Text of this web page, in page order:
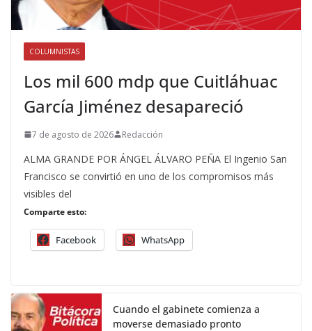
COLUMNISTAS
Los mil 600 mdp que Cuitláhuac
García Jiménez desapareció
7 de agosto de 2026 Redacción
ALMA GRANDE POR ÁNGEL ÁLVARO PEÑA El Ingenio San
Francisco se convirtió en uno de los compromisos más
visibles del
Comparte esto:
Facebook WhatsApp
Cuando el gabinete comienza a
moverse demasiado pronto